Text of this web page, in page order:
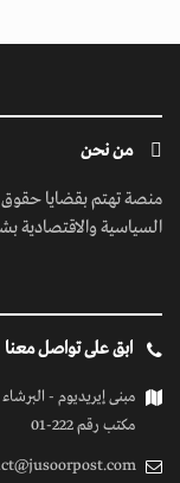
من نحن
منصة تهتم بقضايا حقوق
السياسية والاقتصادية
ابق على تواصل معنا
مبنى إيريديوم -
مكتب رقم 222-01